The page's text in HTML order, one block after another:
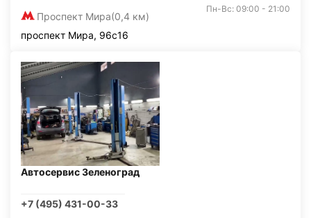
Проспект Мира(0,4 км)
Пн-Вс: 09:00 - 21:00
проспект Мира, 96с16
Автосервис Зеленоград
+7 (495) 431-00-33